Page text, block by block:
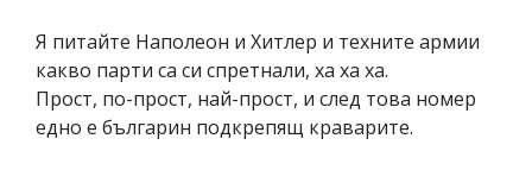
Я питайте Наполеон и Хитлер и техните армии
какво парти са си спретнали, ха ха ха.
Прост, по-прост, най-прост, и след това номер
едно е българин подкрепящ краварите.